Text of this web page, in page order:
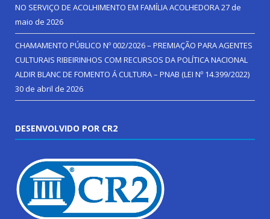
NO SERVIÇO DE ACOLHIMENTO EM FAMÍLIA ACOLHEDORA27 de
maio de 2026
CHAMAMENTO PÚBLICO Nº 002/2026 – PREMIAÇÃO PARA AGENTES
CULTURAIS RIBEIRINHOS COM RECURSOS DA POLÍTICA NACIONAL
ALDIR BLANC DE FOMENTO Á CULTURA – PNAB (LEI Nº 14.399/2022)
30 de abril de 2026
DESENVOLVIDO POR CR2